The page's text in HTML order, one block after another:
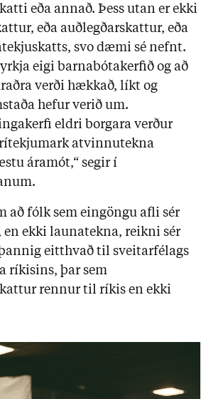
eða annað. Þess utan er ekki
eða auðlegðarskattur, eða
svo dæmi sé nefnt.
eigi barnabótakerfið og að
verði hækkað, líkt og
hefur verið um.
eldri borgara verður
atvinnutekna
áramót,“ segir í
að fólk sem eingöngu afli sér
ekki launatekna, reikni sér
eitthvað til sveitarfélags
ríkisins, þar sem
rennur til ríkis en ekki